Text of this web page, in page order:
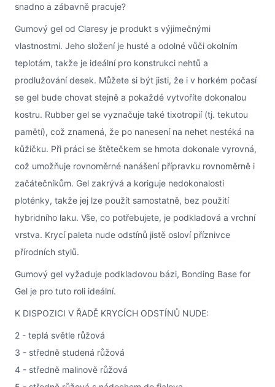
snadno a zábavně pracuje?
Gumový gel od Claresy je produkt s výjimečnými
vlastnostmi. Jeho složení je husté a odolné vůči okolním
teplotám, takže je ideální pro konstrukci nehtů a
prodlužování desek. Můžete si být jisti, že i v horkém počasí
se gel bude chovat stejně a pokaždé vytvoříte dokonalou
kostru. Rubber gel se vyznačuje také tixotropií (tj. tekutou
pamětí), což znamená, že po nanesení na nehet nestéká na
kůžičku. Při práci se štětečkem se hmota dokonale vyrovná,
což umožňuje rovnoměrné nanášení přípravku rovnoměrně i
začátečníkům. Gel zakrývá a koriguje nedokonalosti
ploténky, takže jej lze použít samostatně, bez použití
hybridního laku. Vše, co potřebujete, je podkladová a vrchní
vrstva. Krycí paleta nude odstínů jistě osloví příznivce
přírodních stylů.
Gumový gel vyžaduje podkladovou bázi, Bonding Base for
Gel je pro tuto roli ideální.
K DISPOZICI V ŘADĚ KRYCÍCH ODSTÍNŮ NUDE:
2 - teplá světle růžová
3 - středně studená růžová
4 - středně malinově růžová